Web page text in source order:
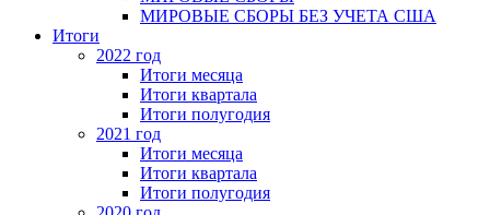
МИРОВЫЕ СБОРЫ БЕЗ УЧЕТА США
Итоги
2022 год
Итоги месяца
Итоги квартала
Итоги полугодия
2021 год
Итоги месяца
Итоги квартала
Итоги полугодия